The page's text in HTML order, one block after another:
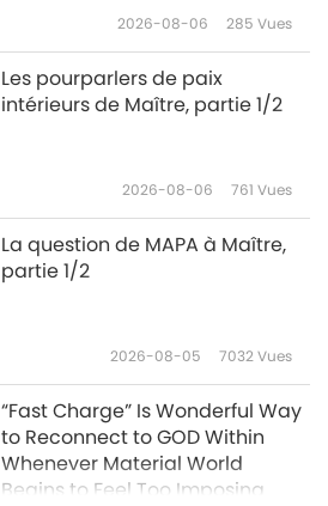
L’époque glorieuse de l’Empire
Le monde des perles africaines
2026-08-06 285 Vues
Les pourparlers de paix
intérieurs de Maître, partie 1/2
2026-08-06 761 Vues
La question de MAPA à Maître,
partie 1/2
2026-08-05 7032Vues
“Fast Charge” Is Wonderful Way
to Reconnect to GOD Within
Whenever Material World
Begins to Feel Too Imposing